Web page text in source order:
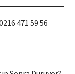
471 59 56